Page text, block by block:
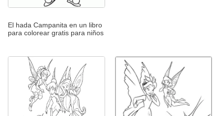
El hada Campanita en un libro
para colorear gratis para niños